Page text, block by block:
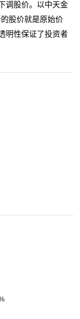
调股价。以中天金
股价就是原始价
明性保证了投资者